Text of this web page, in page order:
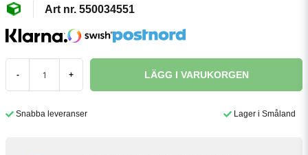
550034551
- + LÄGG I VARUKORGEN
Snabba leveranser Lager i Småland